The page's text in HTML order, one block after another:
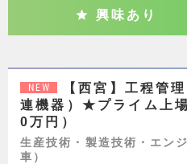
興味あり
NEW
【西宮】工程管
連機器）★プライム上
0万円）
生産技術・製造技術・エン
車）